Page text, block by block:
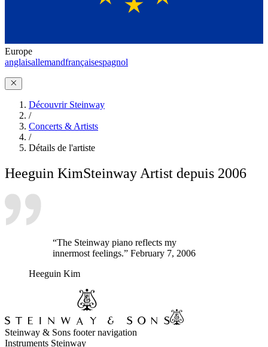
Europe
anglaisallemandfrançaisespagnol
Découvrir Steinway
/
Concerts & Artists
/
Détails de l'artiste
Heeguin KimSteinway Artist depuis 2006
“The Steinway piano reflects my
innermost feelings.” February 7, 2006
Heeguin Kim
Steinway & Sons footer navigation
Instruments Steinway